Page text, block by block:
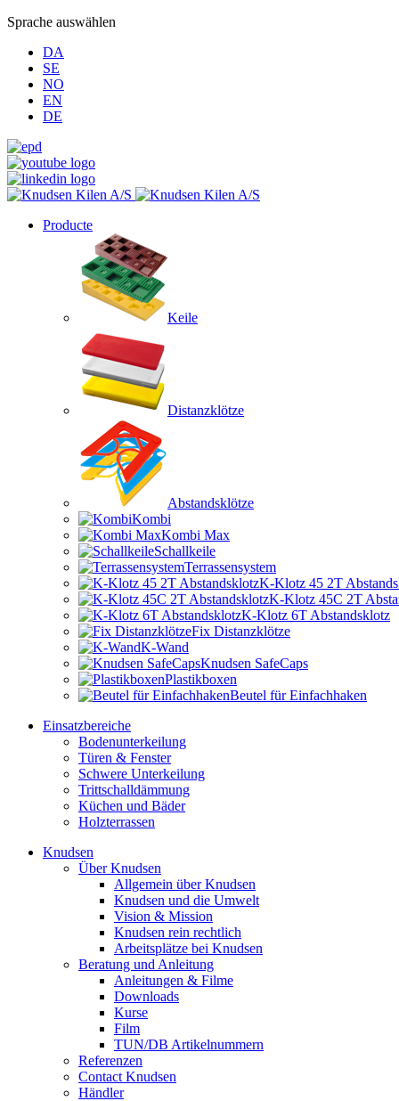
Sprache auswählen
DA
SE
NO
EN
DE
Producte
Keile
Distanzklötze
Abstandsklötze
Kombi
Kombi Max
Schallkeile
Terrassensystem
K-Klotz 45 2T
K-Klotz 45C 2T
K-Klotz 6T Abstandsklotz
Fix Distanzklötze
K-Wand
Knudsen SafeCaps
Plastikboxen
Beutel für Einfachhaken
Einsatzbereiche
Bodenunterkeilung
Türen & Fenster
Schwere Unterkeilung
Trittschalldämmung
Küchen und Bäder
Holzterrassen
Knudsen
Über Knudsen
Allgemein über Knudsen
Knudsen und die Umwelt
Vision & Mission
Knudsen rein rechtlich
Arbeitsplätze bei Knudsen
Beratung und Anleitung
Anleitungen & Filme
Downloads
Kurse
Film
TUN/DB Artikelnummern
Referenzen
Contact Knudsen
Händler